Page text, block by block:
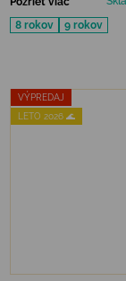
8 rokov
9 rokov
VÝPREDAJ
LETO 2026 🌊